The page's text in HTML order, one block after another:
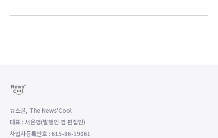
뉴스쿨, The News'Cool
대표 : 서은영(발행인 겸 편집인)
사업자등록번호 : 615-86-19061